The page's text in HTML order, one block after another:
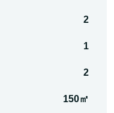
2
1
2
150㎡